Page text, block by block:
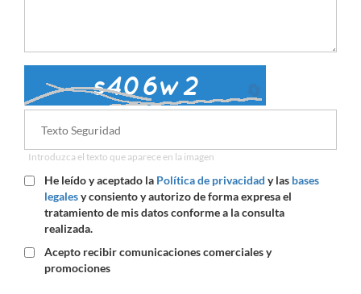
Introduzca el texto que aparece en la imagen
He leído y aceptado la Política de privacidad y las bases
legalesy consiento y autorizo de forma expresa el
tratamiento de mis datos conforme a la consulta
realizada.
Acepto recibir comunicaciones comerciales y
promociones